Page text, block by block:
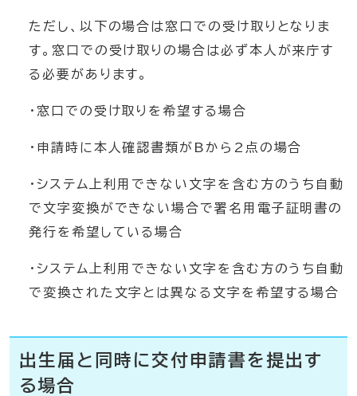
ただし、以下の場合は窓口での受け取りとなりま
す。窓口での受け取りの場合は必ず本人が来庁す
る必要があります。
・窓口での受け取りを希望する場合
・申請時に本人確認書類がBから2点の場合
・システム上利用できない文字を含む方のうち自動
で文字変換ができない場合で署名用電子証明書の
発行を希望している場合
・システム上利用できない文字を含む方のうち自動
で変換された文字とは異なる文字を希望する場合
出生届と同時に交付申請書を提出す
る場合